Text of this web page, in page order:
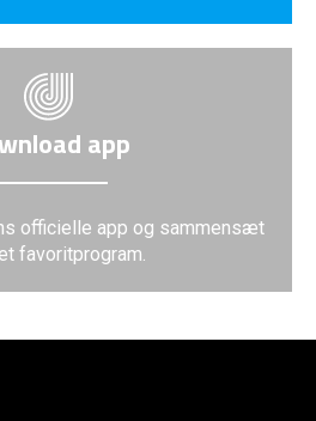
app
officielle app og sammensæt
favoritprogram.